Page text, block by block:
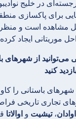
در خلیج
برای پاکسازی
مشاهده است و
موریتانی ایجاد
می‌توانید از
کنید
شهرهای باستانی را
تجاری تاریخی
اوادان،تیشیت و اوالاتا